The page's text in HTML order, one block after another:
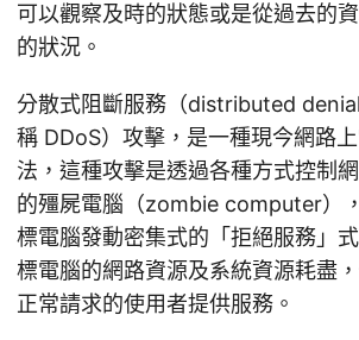
可以觀察及時的狀態或是從過去的
的狀況。
分散式阻斷服務（distributed
稱 DDoS）攻擊，是一種現今網路
法，這種攻擊是透過各種方式控制
的殭屍電腦（zombie computer）
標電腦發動密集式的「拒絕服務」
標電腦的網路資源及系統資源耗盡
正常請求的使用者提供服務。